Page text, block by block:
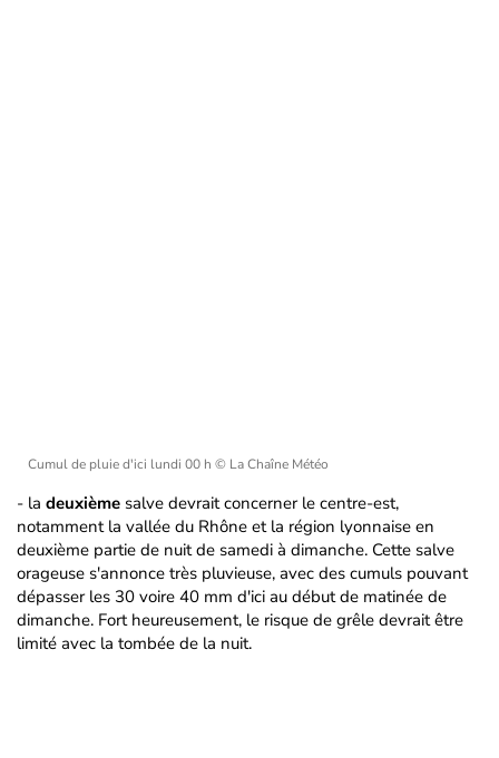
Cumul de pluie d'ici lundi 00 h © La Chaîne Météo
- la deuxième salve devrait concerner le centre-est,
notamment la vallée du Rhône et la région lyonnaise en
deuxième partie de nuit de samedi à dimanche. Cette salve
orageuse s'annonce très pluvieuse, avec des cumuls pouvant
dépasser les 30 voire 40 mm d'ici au début de matinée de
dimanche. Fort heureusement, le risque de grêle devrait être
limité avec la tombée de la nuit.